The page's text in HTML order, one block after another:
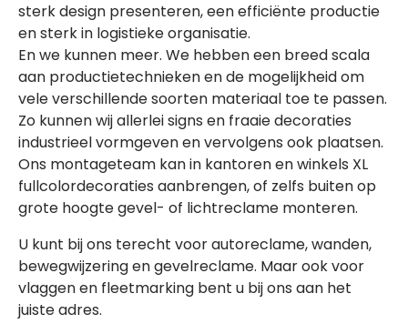
sterk design presenteren, een efficiënte productie
en sterk in logistieke organisatie.
En we kunnen meer. We hebben een breed scala
aan productietechnieken en de mogelijkheid om
vele verschillende soorten materiaal toe te passen.
Zo kunnen wij allerlei signs en fraaie decoraties
industrieel vormgeven en vervolgens ook plaatsen.
Ons montageteam kan in kantoren en winkels XL
fullcolordecoraties aanbrengen, of zelfs buiten op
grote hoogte gevel- of lichtreclame monteren.
U kunt bij ons terecht voor autoreclame, wanden,
bewegwijzering en gevelreclame. Maar ook voor
vlaggen en fleetmarking bent u bij ons aan het
juiste adres.